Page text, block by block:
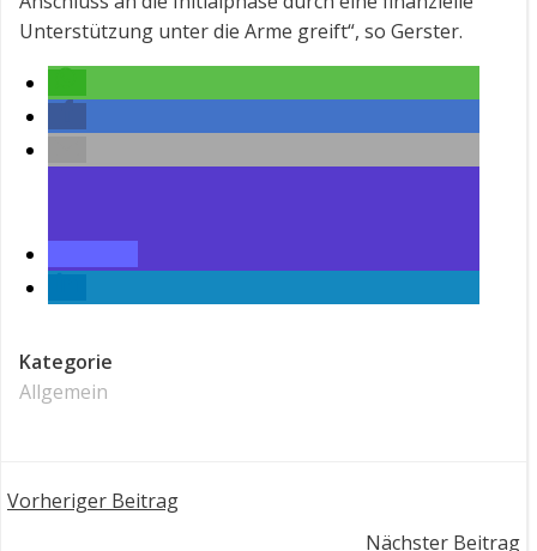
Unterstützung unter die Arme greift“, so Gerster.
Kategorie
Allgemein
Post
Vorheriger Beitrag
Nächster Beitrag